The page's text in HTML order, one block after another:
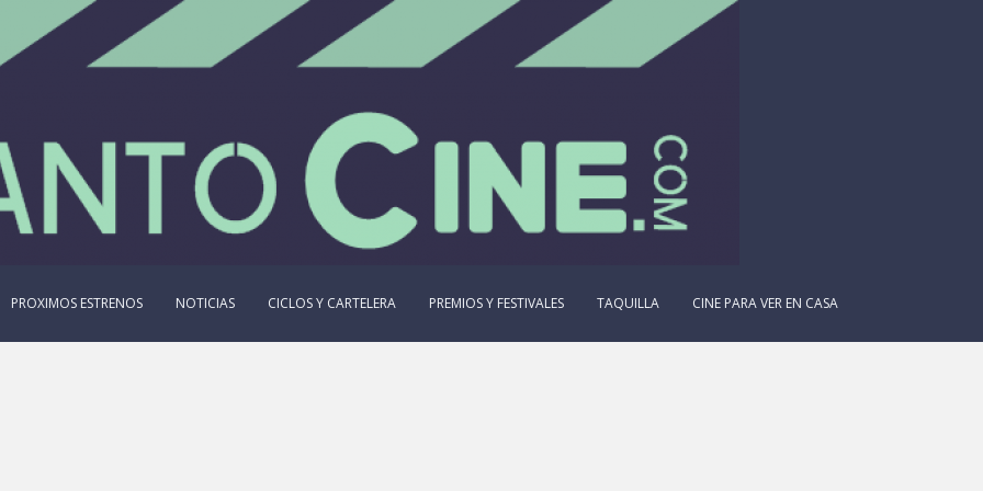
PROXIMOS ESTRENOS NOTICIAS CICLOS Y CARTELERA PREMIOS Y FESTIVALES TAQUILLA CINE PARA VER EN CASA